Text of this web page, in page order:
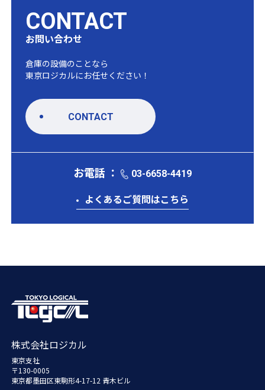
CONTACT
お問い合わせ
倉庫の設備のことなら
東京ロジカルにお任せください！
CONTACT
お電話 ： 03-6658-4419
よくあるご質問はこちら
株式会社ロジカル
東京支社
〒130-0005
東京都墨田区東駒形4-17-12 青木ビル